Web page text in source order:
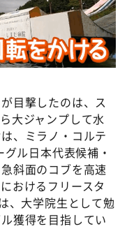
目撃したのは、ス
大ジャンプして水
、ミラノ・コルテ
ル日本代表候補・
斜面のコブを高速
おけるフリースタ
、大学院生として勉
獲得を目指してい